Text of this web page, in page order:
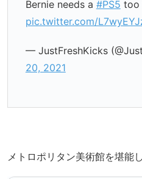
Bernie needs a #PS5 too
pic.twitter.com/
— JustFreshKicks
20, 2021
メトロポリタン美術館を堪能